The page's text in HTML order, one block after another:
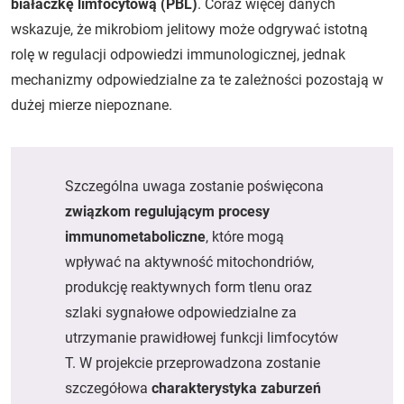
białaczkę limfocytową (PBL). Coraz więcej danych
wskazuje, że mikrobiom jelitowy może odgrywać istotną
rolę w regulacji odpowiedzi immunologicznej, jednak
mechanizmy odpowiedzialne za te zależności pozostają w
dużej mierze niepoznane.
Szczególna uwaga zostanie poświęcona
związkom regulującym procesy
immunometaboliczne, które mogą
wpływać na aktywność mitochondriów,
produkcję reaktywnych form tlenu oraz
szlaki sygnałowe odpowiedzialne za
utrzymanie prawidłowej funkcji limfocytów
T. W projekcie przeprowadzona zostanie
szczegółowa charakterystyka zaburzeń